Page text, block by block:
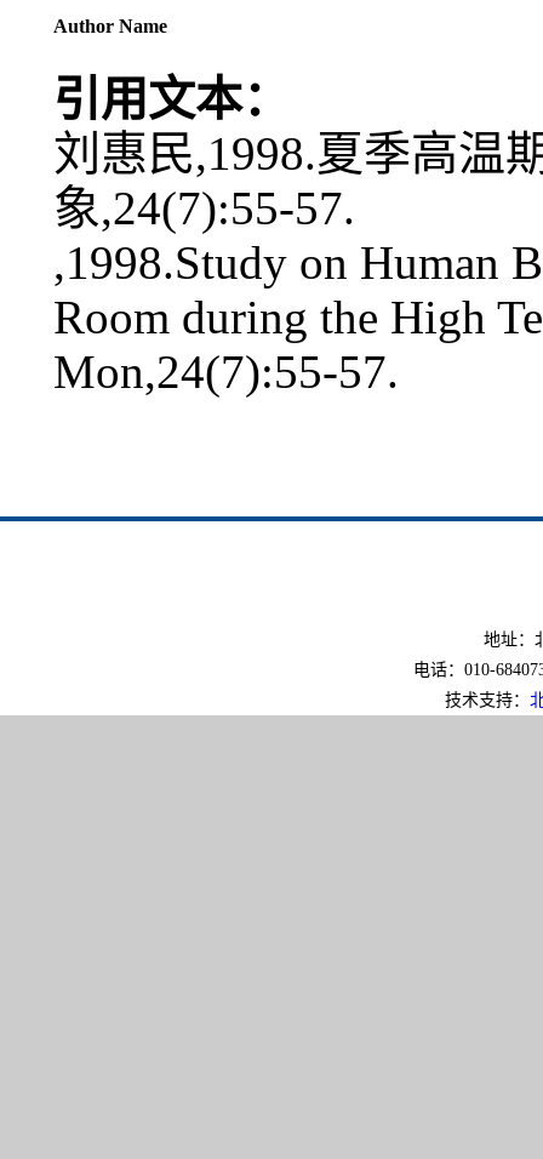
Author Name
引用文本：
刘惠民,1998.夏季高温
象,24(7):55-57.
,1998.Study on Human
Room during the High
Mon,24(7):55-57.
地址：
电话：010-
技术支持：